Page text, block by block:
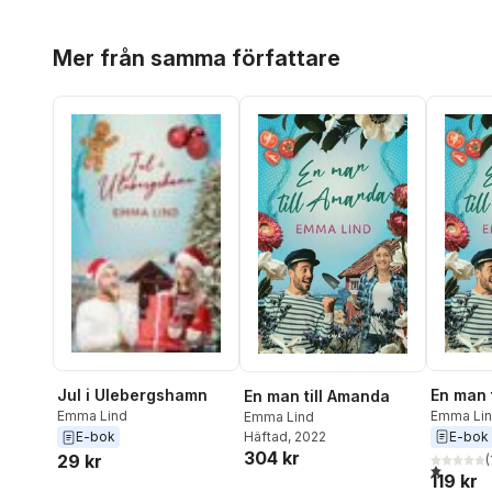
Mer från samma författare
Jul i Ulebergshamn
Emma Lind
E-bok
29 kr
En man till Amanda
Emma Lind
Häftad, 2022
304 kr
En
Emma
E-bok
1,0utav 5(
119 kr